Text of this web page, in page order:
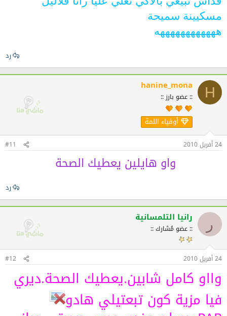
مسكيينة سميحة
ههههههههههههه
رد
H
hanine_mona
:: عضو بارز ::
أوفياء اللمة
24 أفريل 2010 #11
واو هايلين يعطيك الصحة
رد
ر رانيا التلمسانية
:: عضو مُشارك ::
24 أفريل 2010 #12
وااو كامل شابين.يعطيك الصحة.ديري
فيا مزية كون تبعتيلي هادو